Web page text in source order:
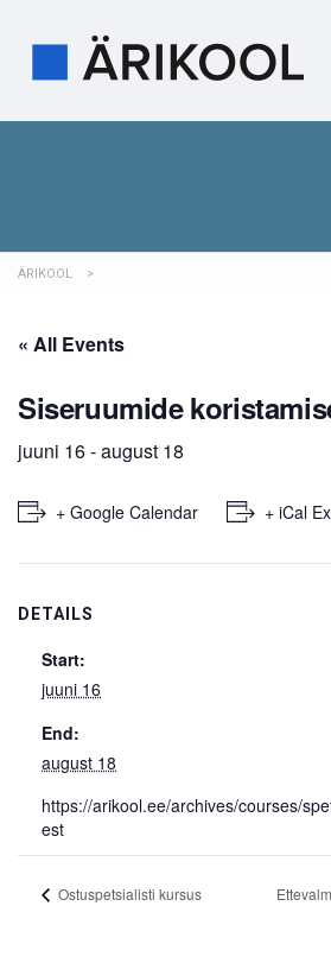
ÄRIKOOL >
« All Events
Siseruumide
juuni 16-august 18
+ Google Calendar + iCal
DETAILS
Start:
juuni 16
End:
august 18
https://arikool.ee/archives/courses/
est
Ostuspetsialisti kursus